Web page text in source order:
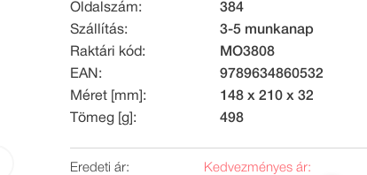
Oldalszám:
384
Szállítás:
3-5 munkanap
Raktári kód:
MO3808
EAN:
9789634860532
Méret [mm]:
148 x 210 x 32
Tömeg [g]:
498
Eredeti ár:
Kedvezményes ár: